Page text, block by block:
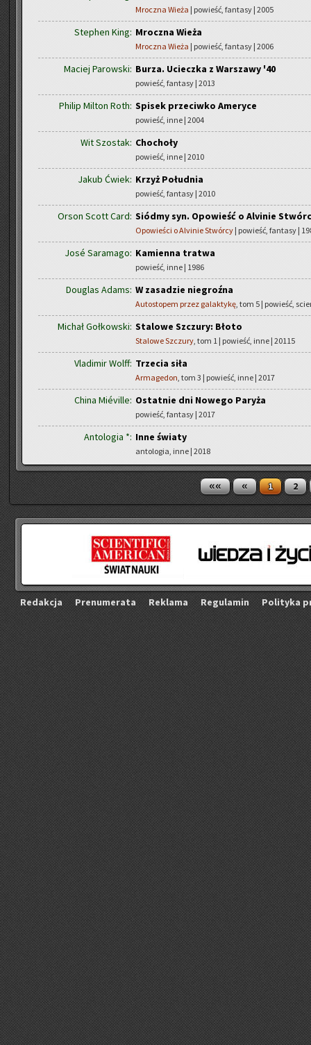
Mroczna Wieża | powieść, fantasy | 2005
Stephen King: Mroczna Wieża
Mroczna Wieża | powieść, fantasy | 2006
Maciej Parowski: Burza. Ucieczka z Warszawy '40
powieść, fantasy | 2013
Philip Milton Roth: Spisek przeciwko Ameryce
powieść, inne | 2004
Wit Szostak: Chochoły
powieść, inne | 2010
Jakub Ćwiek: Krzyż Południa
powieść, fantasy | 2010
Orson Scott Card: Siódmy syn. Opowieść o Alvinie
Opowieści o Alvinie Stwórcy | powieść, fantasy |
José Saramago: Kamienna tratwa
powieść, inne | 1986
Douglas Adams: W zasadzie niegroźna
Autostopem przez galaktykę, tom 5 | powieść,
Michał Gołkowski: Stalowe Szczury: Błoto
Stalowe Szczury, tom 1 | powieść, inne | 20115
Vladimir Wolff: Trzecia siła
Armagedon, tom 3 | powieść, inne | 2017
China Miéville: Ostatnie dni Nowego Paryża
powieść, fantasy | 2017
Antologia *: Inne światy
antologia, inne | 2018
«« « 1 2
Re­dak­cja Pre­nu­me­ra­ta Re­kla­ma Re­gu­la­min Po­li­ty­ka